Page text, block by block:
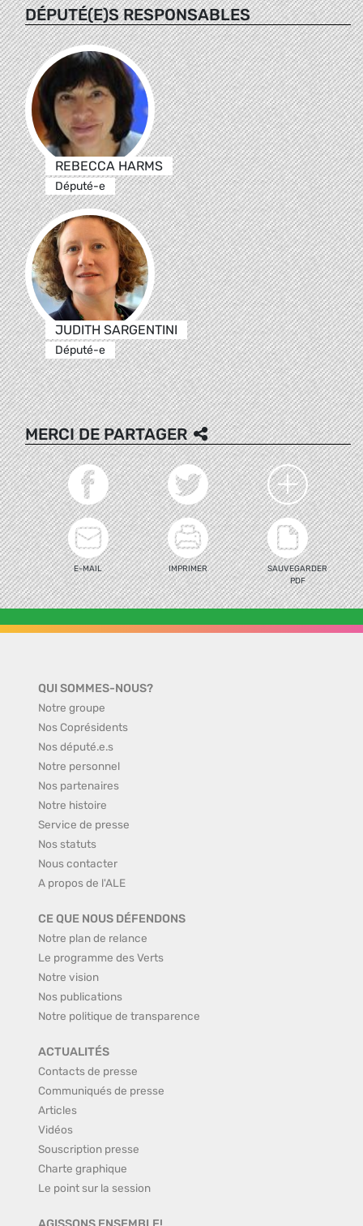
DÉPUTÉ(E)S RESPONSABLES
REBECCA HARMS
Député-e
JUDITH SARGENTINI
Député-e
MERCI DE PARTAGER
E-MAIL IMPRIMER
SAUVEGARDER
PDF
QUI SOMMES-NOUS?
Notre groupe
Nos Coprésidents
Nos député.e.s
Notre personnel
Nos partenaires
Notre histoire
Service de presse
Nos statuts
Nous contacter
A propos de l'ALE
CE QUE NOUS DÉFENDONS
Notre plan de relance
Le programme des Verts
Notre vision
Nos publications
Notre politique de transparence
ACTUALITÉS
Contacts de presse
Communiqués de presse
Articles
Vidéos
Souscription presse
Charte graphique
Le point sur la session